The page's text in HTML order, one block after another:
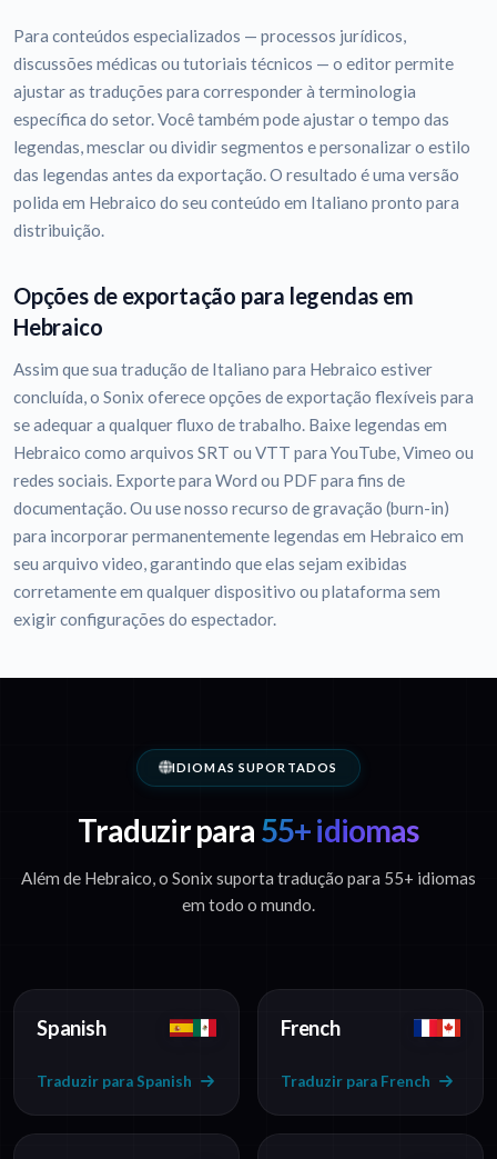
Para conteúdos especializados — processos jurídicos,
discussões médicas ou tutoriais técnicos — o editor permite
ajustar as traduções para corresponder à terminologia
específica do setor. Você também pode ajustar o tempo das
legendas, mesclar ou dividir segmentos e personalizar o estilo
das legendas antes da exportação. O resultado é uma versão
polida em Hebraico do seu conteúdo em Italiano pronto para
distribuição.
Opções de exportação para legendas em
Hebraico
Assim que sua tradução de Italiano para Hebraico estiver
concluída, o Sonix oferece opções de exportação flexíveis para
se adequar a qualquer fluxo de trabalho. Baixe legendas em
Hebraico como arquivos SRT ou VTT para YouTube, Vimeo ou
redes sociais. Exporte para Word ou PDF para fins de
documentação. Ou use nosso recurso de gravação (burn-in)
para incorporar permanentemente legendas em Hebraico em
seu arquivo video, garantindo que elas sejam exibidas
corretamente em qualquer dispositivo ou plataforma sem
exigir configurações do espectador.
IDIOMAS SUPORTADOS
Traduzir para 55+ idiomas
Além de Hebraico, o Sonix suporta tradução para 55+ idiomas
em todo o mundo.
Spanish
Traduzir para Spanish
French
Traduzir para French